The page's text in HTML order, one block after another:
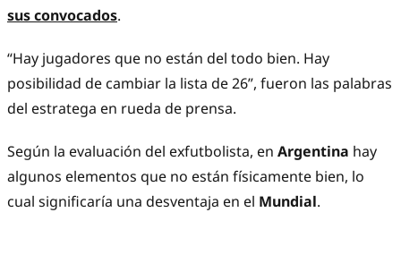
sus convocados.
“Hay jugadores que no están del todo bien. Hay
posibilidad de cambiar la lista de 26”, fueron las palabras
del estratega en rueda de prensa.
Según la evaluación del exfutbolista, en Argentina hay
algunos elementos que no están físicamente bien, lo
cual significaría una desventaja en el Mundial.